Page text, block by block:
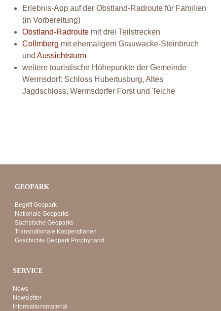
Erlebnis-App auf der Obstland-Radroute für Familien
(in Vorbereitung)
Obstland-Radroute mit drei Teilstrecken
Collmberg mit ehemaligem Grauwacke-Steinbruch
und Aussichtsturm
weitere touristische Höhepunkte der Gemeinde
Wermsdorf: Schloss Hubertusburg, Altes
Jagdschloss, Wermsdorfer Forst und Teiche
GEOPARK
Begriff Geopark
Nationale Geoparks
Sächsische Geoparks
Transnationale Kooperationen
Geschichte Geopark Porphyrland
SERVICE
News
Newsletter
Informationsmaterial